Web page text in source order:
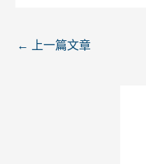
← 上一篇文章